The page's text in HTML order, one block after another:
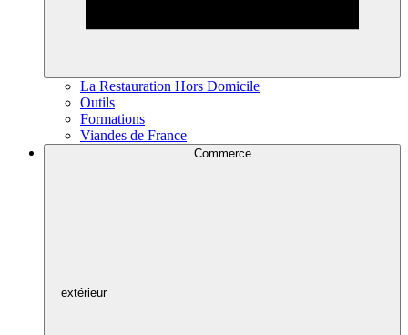
La Restauration Hors Domicile
Outils
Formations
Viandes de France
Commerce
extérieur